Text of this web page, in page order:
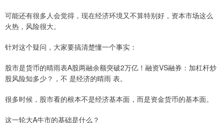
可能还有很多人会觉得，现在经济环境又不算特别好，资本市场这么
火热，风险很大。
针对这个疑问，大家要搞清楚懂一个事实：
股市是货币的晴雨表A股两融余额突破2万亿！融资VS融券：加杠杆炒
股风险知多少？，不 是经济的晴雨 表。
很多时候，股市看的根本不是经济基本面，而是资金货币的基本面。
这一轮大A牛市的基础是什么？